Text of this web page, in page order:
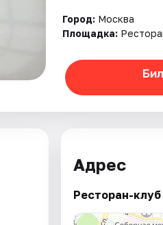
Город: Москва
Площадка:
Адрес
Ресторан-